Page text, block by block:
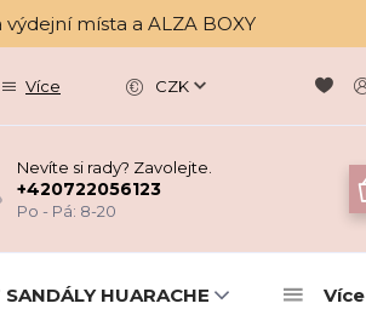
místa a ALZA BOXY
Více CZK
Nevíte si rady? Zavolejte.
+420722056123
Po - Pá: 8-20
HUARACHE Více